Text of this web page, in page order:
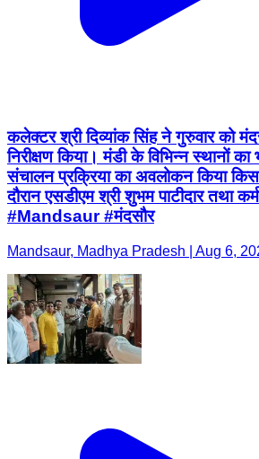
कलेक्टर श्री दिव्यांक सिंह ने गुरुवार को
निरीक्षण किया। मंडी के विभिन्न स्थानों
संचालन प्रक्रिया का अवलोकन किया
दौरान एसडीएम श्री शुभम पाटीदार तथा
#Mandsaur #मंदसौर
Mandsaur, Madhya Pradesh | Aug 6,